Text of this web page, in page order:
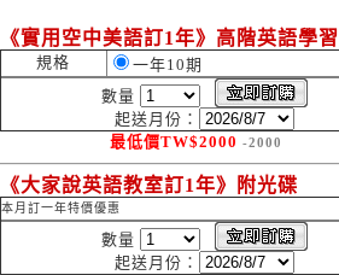
《實用空中美語訂1年》高階英語學習
規格
一年10期
數量
起送月份：
最低價TW$2000 -2000
《大家說英語教室訂1年》附光碟
本月訂一年特價優惠
數量
起送月份：